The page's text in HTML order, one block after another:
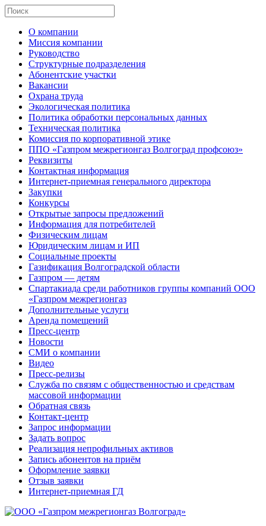
О компании
Миссия компании
Руководство
Структурные подразделения
Абонентские участки
Вакансии
Охрана труда
Экологическая политика
Политика обработки персональных данных
Техническая политика
Комиссия по корпоративной этике
ППО «Газпром межрегионгаз Волгоград профсоюз»
Реквизиты
Контактная информация
Интернет-приемная генерального директора
Закупки
Конкурсы
Открытые запросы предложений
Информация для потребителей
Физическим лицам
Юридическим лицам и ИП
Социальные проекты
Газификация Волгоградской области
Газпром — детям
Спартакиада среди работников группы компаний ООО
«Газпром межрегионгаз
Дополнительные услуги
Аренда помещений
Пресс-центр
Новости
СМИ о компании
Видео
Пресс-релизы
Служба по связям с общественностью и средствам
массовой информации
Обратная связь
Контакт-центр
Запрос информации
Задать вопрос
Реализация непрофильных активов
Запись абонентов на приём
Оформление заявки
Отзыв заявки
Интернет-приемная ГД